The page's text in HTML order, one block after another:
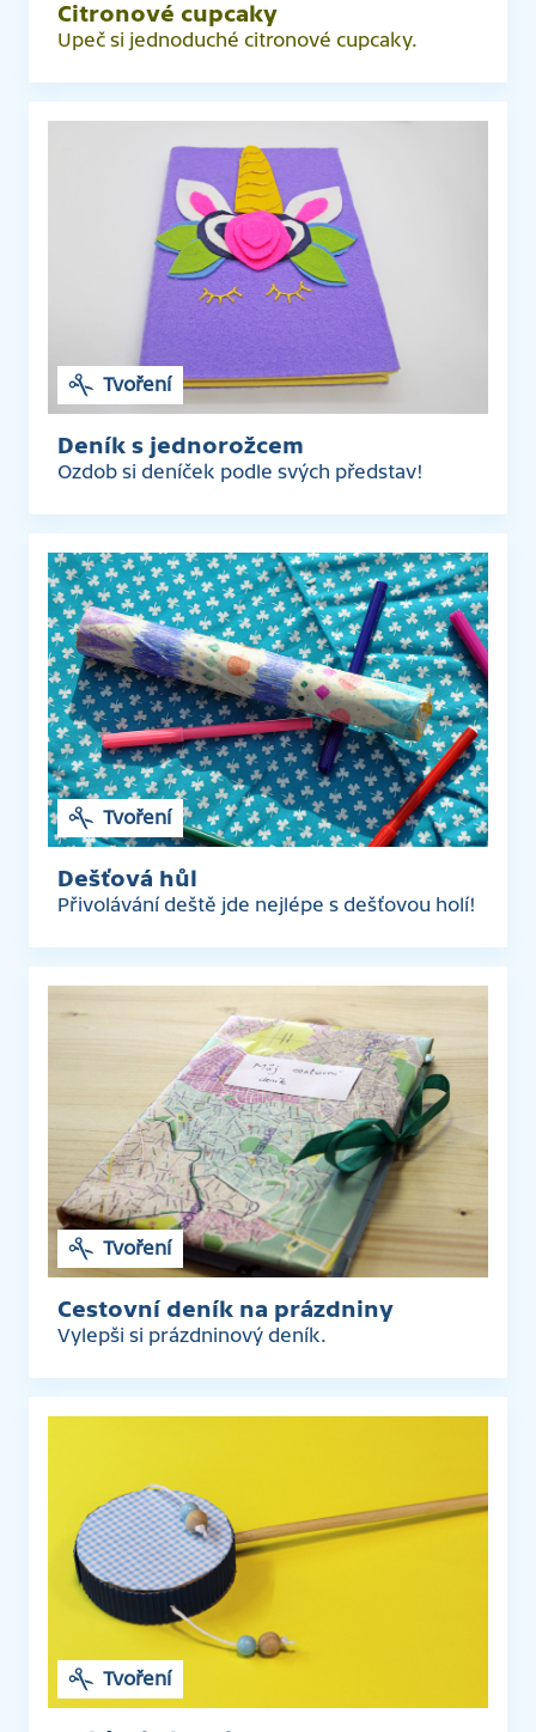
Citronové cupcaky
Upeč si jednoduché citronové cupcaky.
Tvoření
Deník s jednorožcem
Ozdob si deníček podle svých představ!
Tvoření
Dešťová hůl
Přivolávání deště jde nejlépe s dešťovou holí!
Tvoření
Cestovní deník na prázdniny
Vylepši si prázdninový deník.
Tvoření